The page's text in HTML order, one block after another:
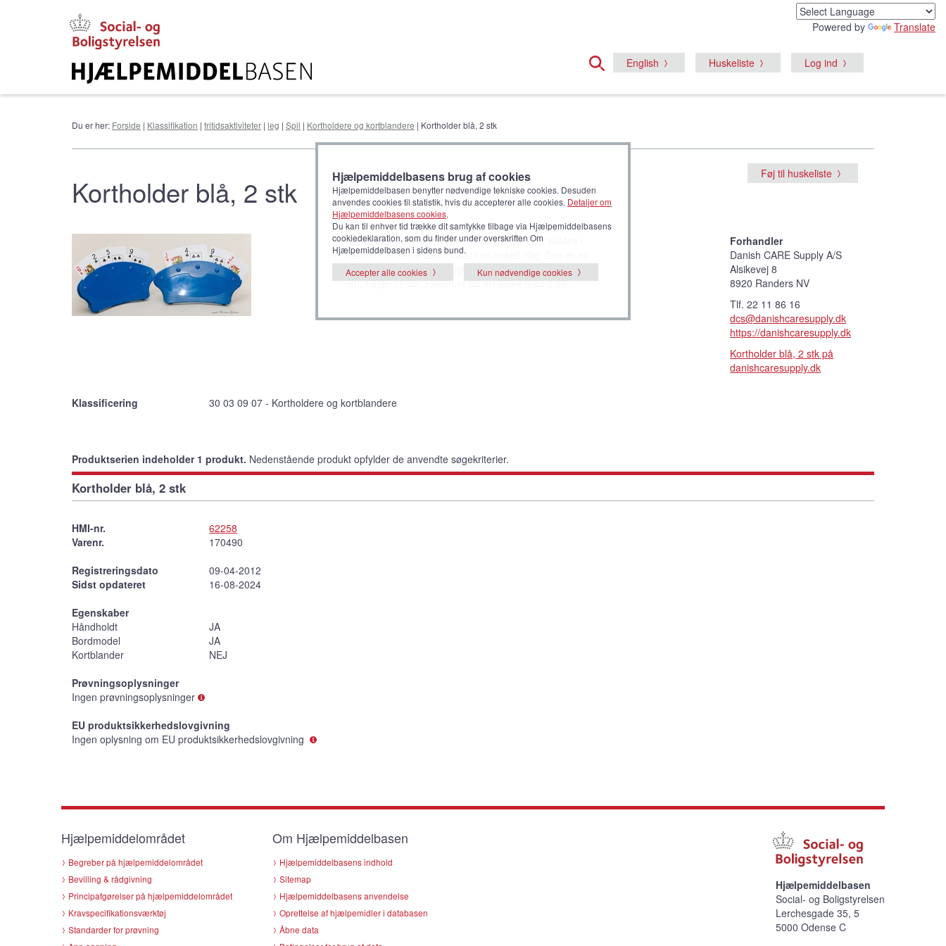
Powered by Translate
English Huskeliste Log ind
Du er her: Forside | Klassifikation | fritidsaktiviteter | leg | Spil | Kortholdere og kortblandere | Kortholder blå, 2 stk
Kortholder blå, 2 stk Føj til huskeliste
Kortholder som enten kan stå på bordet eller holdes i
hånden. Kortene sættes fast i en enkelt rille. Den er let
buet. Materiale Plast, vægt 103 gram pr. stk. bredde 21
cm, højde 11 cm. Prisen er for en æske med 2 stk.
Forhandler
Danish CARE Supply A/S
Alsikevej 8
8920 Randers NV
Tlf. 22 11 86 16
dcs@danishcaresupply.dk
https://danishcaresupply.dk
Kortholder blå, 2 stk på
danishcaresupply.dk
Klassificering 30 03 09 07 - Kortholdere og kortblandere
Produktserien indeholder 1 produkt. Nedenstående produkt opfylder de anvendte søgekriterier.
Kortholder blå, 2 stk
HMI-nr.
62258
Varenr.
170490
Registreringsdato
09-04-2012
Sidst opdateret
16-08-2024
Egenskaber
Håndholdt
JA
Bordmodel
JA
Kortblander
NEJ
Prøvningsoplysninger
Ingen prøvningsoplysninger
EU produktsikkerhedslovgivning
Ingen oplysning om EU produktsikkerhedslovgivning
Hjælpemiddelområdet
Begreber på hjælpemiddelområdet
Bevilling & rådgivning
Principafgørelser på hjælpemiddelområdet
Kravspecifikationsværktøj
Standarder for prøvning
Om Hjælpemiddelbasen
Hjælpemiddelbasens indhold
Sitemap
Hjælpemiddelbasens anvendelse
Oprettelse af hjælpemidler i databasen
Åbne data
Hjælpemiddelbasen
Social- og Boligstyrelsen
Lerchesgade 35, 5
5000 Odense C
Hjælpemiddelbasens brug af cookies
Hjælpemiddelbasen benytter nødvendige tekniske cookies. Desuden
anvendes cookies til statistik, hvis du accepterer alle cookies. Detaljer om
Hjælpemiddelbasens cookies.
Du kan til enhver tid trække dit samtykke tilbage via Hjælpemiddelbasens
cookiedeklaration, som du finder under overskriften Om
Hjælpemiddelbasen i sidens bund.
Accepter alle cookies
Kun nødvendige cookies